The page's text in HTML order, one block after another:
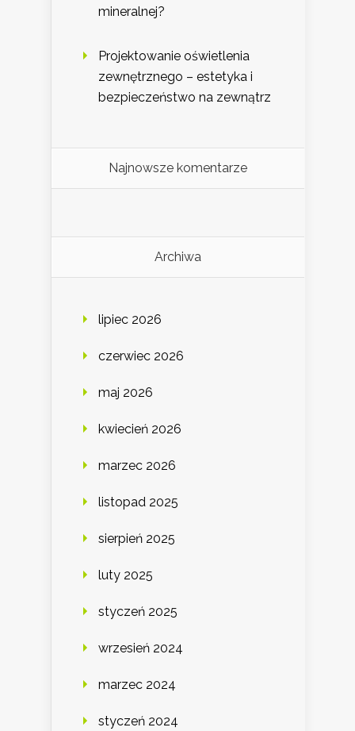
mineralnej?
Projektowanie oświetlenia
zewnętrznego – estetyka i
bezpieczeństwo na zewnątrz
Najnowsze komentarze
Archiwa
lipiec 2026
czerwiec 2026
maj 2026
kwiecień 2026
marzec 2026
listopad 2025
sierpień 2025
luty 2025
styczeń 2025
wrzesień 2024
marzec 2024
styczeń 2024